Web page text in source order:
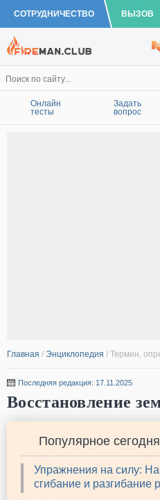
СОТРУДНИЧЕСТВО ВЫЗОВ
Онлайн
тесты
Задать
вопрос
Главная / Энциклопедия / Термин,
Последняя редакция: 17.11.2025
Восстановление
Популярное сегодня
Упражнения на силу:
сгибание и разгибание